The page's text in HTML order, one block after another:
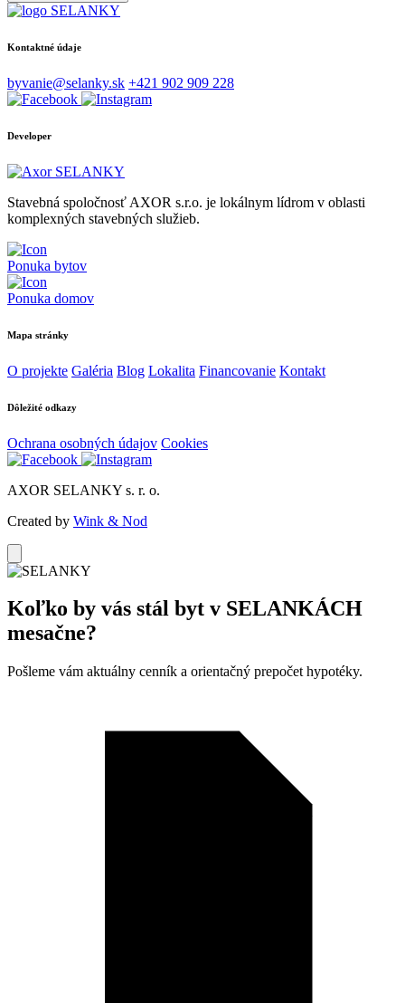
Kontaktné údaje
byvanie@selanky.sk +421 902 909 228
Developer
Stavebná spoločnosť AXOR s.r.o. je lokálnym lídrom v oblasti
komplexných stavebných služieb.
Ponuka bytov
Ponuka domov
Mapa stránky
O projekte Galéria Blog Lokalita Financovanie Kontakt
Dôležité odkazy
Ochrana osobných údajov Cookies
AXOR SELANKY s. r. o.
Created by Wink & Nod
Koľko by vás stál byt v SELANKÁCH
mesačne?
Pošleme vám aktuálny cenník a orientačný prepočet hypotéky.